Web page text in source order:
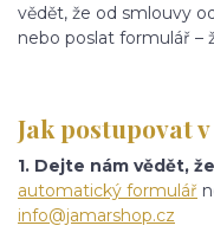
vědět, že od smlouvy
nebo poslat formulář –
Jak postupovat
1. Dejte nám vědět,
automatický formulář
info@jamarshop.cz